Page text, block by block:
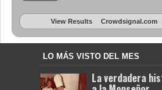
View Results Crowdsignal.com
LO MÁS VISTO DEL MES
La verdadera